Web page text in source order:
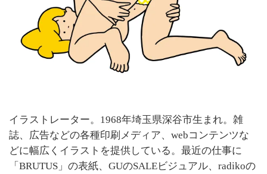
イラストレーター。1968年埼玉県深谷市生まれ。雑
誌、広告などの各種印刷メディア、webコンテンツな
どに幅広くイラストを提供している。最近の仕事に
「BRUTUS」の表紙、GUのSALEビジュアル、radikoの